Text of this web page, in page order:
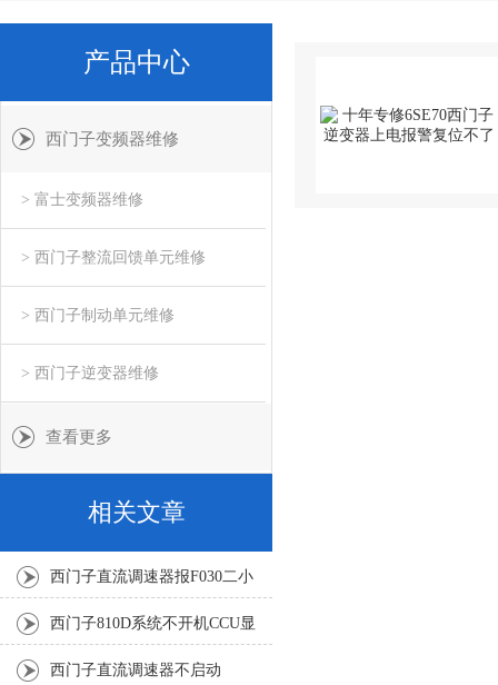
产品中心
西门子变频器维修
> 富士变频器维修
> 西门子整流回馈单元维修
> 西门子制动单元维修
> 西门子逆变器维修
查看更多
相关文章
西门子直流调速器报F030二小
时解决（修完有测试视频）
西门子810D系统不开机CCU显
示109成功修好
西门子直流调速器不启动